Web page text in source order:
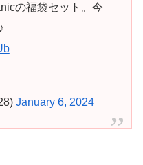
の福袋セット。今
January 6, 2024